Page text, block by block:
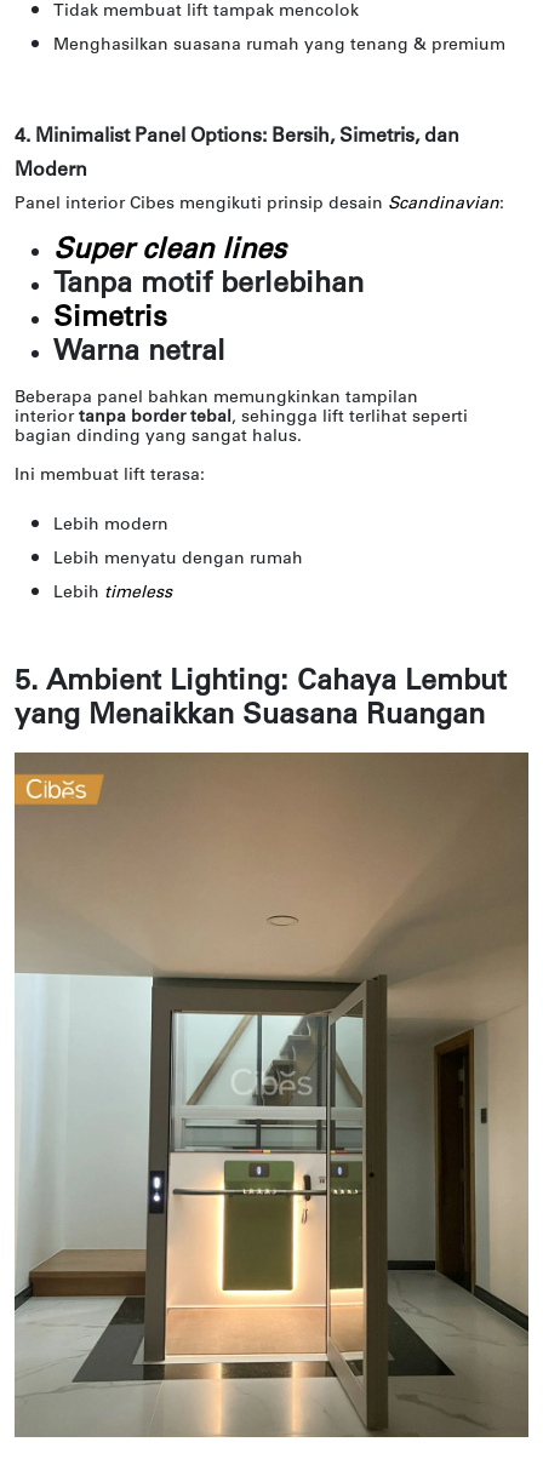
Tidak membuat lift tampak mencolok
Menghasilkan suasana rumah yang tenang & premium
4. Minimalist Panel Options: Bersih, Simetris, dan
Modern
Panel interior Cibes mengikuti prinsip desain Scandinavian:
Super clean lines
Tanpa motif berlebihan
Simetris
Warna netral
Beberapa panel bahkan memungkinkan tampilan
interior tanpa border tebal , sehingga lift terlihat seperti
bagian dinding yang sangat halus.
Ini membuat lift terasa:
Lebih modern
Lebih menyatu dengan rumah
Lebih timeless
5. Ambient Lighting: Cahaya Lembut
yang Menaikkan Suasana Ruangan